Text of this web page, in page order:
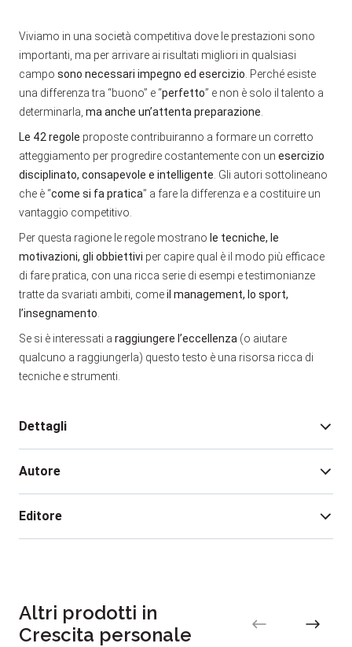
Viviamo in una società competitiva dove le prestazioni sono
importanti, ma per arrivare ai risultati migliori in qualsiasi
campo sono necessari impegno ed esercizio . Perché esiste
una differenza tra “buono” e “perfetto” e non è solo il talento a
determinarla, ma anche un’attenta preparazione
Le 42 regole proposte contribuiranno a formare un corretto
atteggiamento per progredire costantemente con un esercizio
disciplinato, consapevole e intelligente . Gli autori sottolineano
che è “come si fa pratica” a fare la differenza e a costituire un
vantaggio competitivo.
Per questa ragione le regole mostrano le tecniche, le
motivazioni, gli obbiettivi per capire qual è il modo più efficace
di fare pratica, con una ricca serie di esempi e testimonianze
tratte da svariati ambiti, comeil management, lo sport,
l’insegnamento
Se si è interessati a raggiungere l’eccellenza (o aiutare
qualcuno a raggiungerla) questo testo è una risorsa ricca di
tecniche e strumenti.
Dettagli
Pagine:
Autore
Editore
Altri prodotti in
Crescita personale